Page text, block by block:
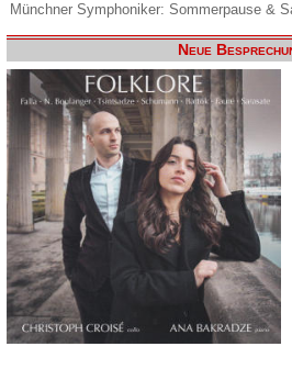
Münchner Symphoniker: Sommerpause &
Neue